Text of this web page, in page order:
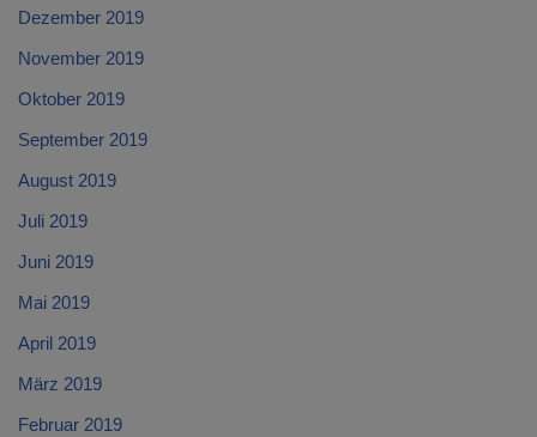
Dezember 2019
November 2019
Oktober 2019
September 2019
August 2019
Juli 2019
Juni 2019
Mai 2019
April 2019
März 2019
Februar 2019